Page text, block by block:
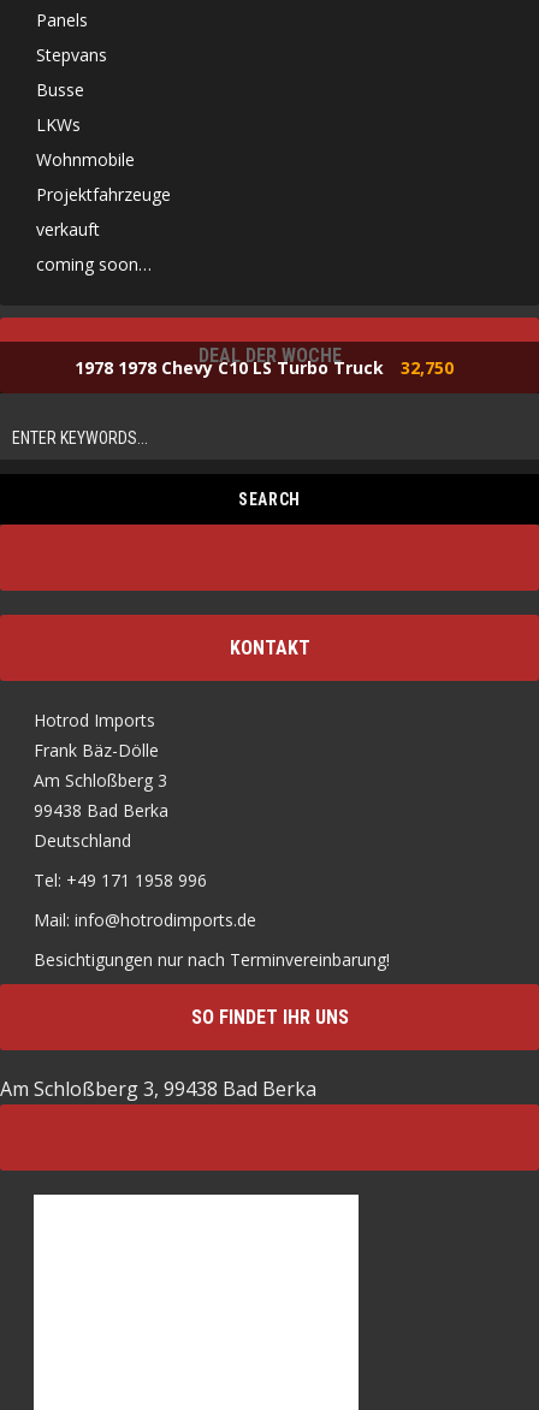
Panels
Stepvans
Busse
LKWs
Wohnmobile
Projektfahrzeuge
verkauft
coming soon…
DEAL DER WOCHE
1978 1978 Chevy C10 LS Turbo Truck 32,750
KONTAKT
Hotrod Imports
Frank Bäz-Dölle
Am Schloßberg 3
99438 Bad Berka
Deutschland
Tel: +49 171 1958 996
Mail: info@hotrodimports.de
Besichtigungen nur nach Terminvereinbarung!
SO FINDET IHR UNS
Am Schloßberg 3, 99438 Bad Berka